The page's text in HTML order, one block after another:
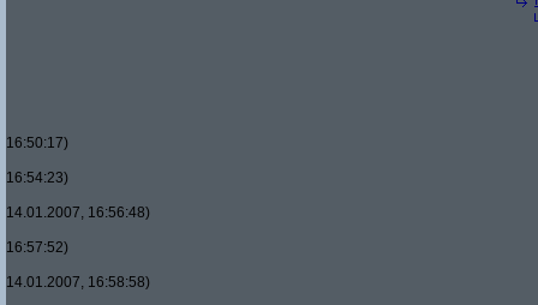
16:50:17)
16:54:23)
14.01.2007, 16:56:48)
16:57:52)
14.01.2007, 16:58:58)